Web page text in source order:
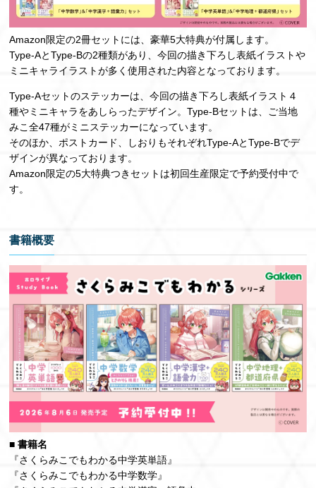
Amazon限定の2冊セットには、豪華5大特典が付属します。
Type-AとType-Bの2種類があり、今回の描き下ろし表紙イラストや
ミニキャライラストが多く使用された内容となっております。
Type-Aセットのステッカーは、今回の描き下ろし表紙イラスト４
種やミニキャラをあしらったデザイン。Type-Bセットは、ご当地
みこ全47種がミニステッカーになっています。
そのほか、ポストカード、しおりもそれぞれType-AとType-Bでデ
ザインが異なっております。
Amazon限定の5大特典つきセットは初回生産限定で予約受付中で
す。
書籍概要
■ 書籍名
『さくらみこでもわかる中学英単語』
『さくらみこでもわかる中学数学』